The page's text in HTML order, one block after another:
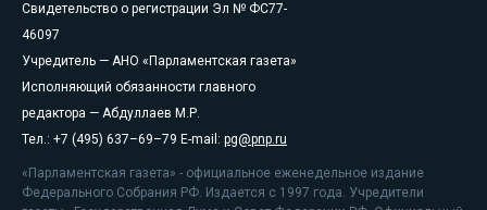
Свидетельство о регистрации Эл № ФС77-
46097
Учредитель — АНО «Парламентская газета»
Исполняющий обязанности главного
редактора — Абдуллаев М.Р.
Тел.: +7 (495) 637–69–79 E-mail: pg@pnp.ru
«Парламентская газета» - официальное еженедельное издание
Федерального Собрания РФ. Издается с 1997 года. Учредители